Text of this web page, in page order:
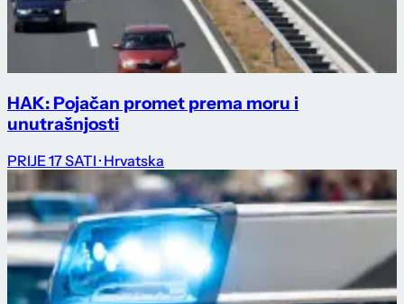
HAK: Pojačan promet prema moru i
unutrašnjosti
PRIJE 17 SATI · Hrvatska